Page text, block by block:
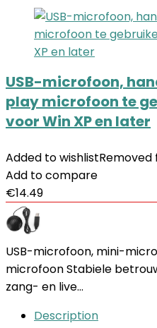
USB-microfoon,
play microfoon te
voor Win XP en later
Added to wishlistRemoved
Add to compare
€14.49
USB-microfoon, mini-
microfoon Stabiele
zang- en live…
Description